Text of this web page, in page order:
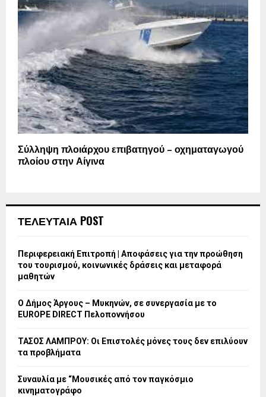
Σύλληψη πλοιάρχου επιβατηγού – οχηματαγωγού
πλοίου στην Αίγινα
ΤΕΛΕΥΤΑΙΑ POST
Περιφερειακή Επιτροπή | Αποφάσεις για την προώθηση
του τουρισμού, κοινωνικές δράσεις και μεταφορά
μαθητών
Ο Δήμος Άργους – Μυκηνών, σε συνεργασία με το
EUROPE DIRECT Πελοποννήσου
ΤΑΣΟΣ ΛΑΜΠΡΟΥ: Οι Επιστολές μόνες τους δεν επιλύουν
τα προβλήματα
Συναυλία με “Μουσικές από τον παγκόσμιο
κινηματογράφο